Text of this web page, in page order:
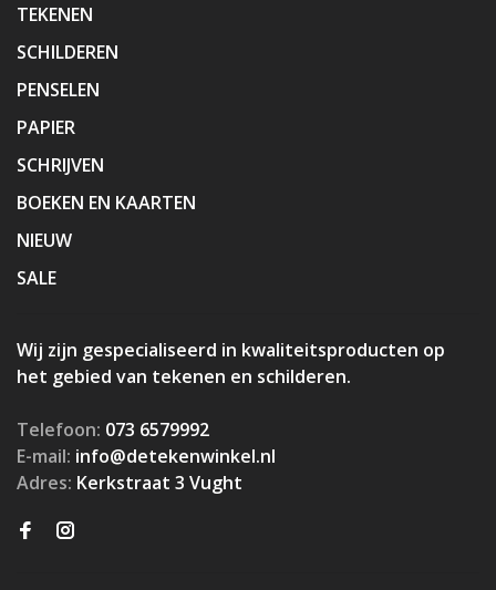
TEKENEN
SCHILDEREN
PENSELEN
PAPIER
SCHRIJVEN
BOEKEN EN KAARTEN
NIEUW
SALE
Wij zijn gespecialiseerd in kwaliteitsproducten op
het gebied van tekenen en schilderen.
Telefoon: 073 6579992
E-mail: info@detekenwinkel.nl
Adres: Kerkstraat 3 Vught